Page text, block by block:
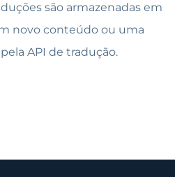
são armazenadas em
novo conteúdo ou uma
API de tradução.